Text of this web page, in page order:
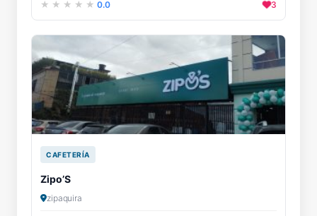
0.0 3
CAFETERÍA
Zipo’S
zipaquira